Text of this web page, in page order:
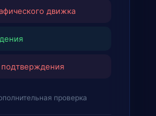
движка
проверка